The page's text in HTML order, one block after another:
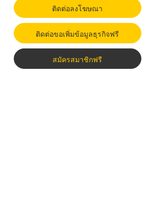
ติดต่อลงโฆษณา
ติดต่อขอเพิ่มข้อมูลธุรกิจฟรี
สมัครสมาชิกฟรี